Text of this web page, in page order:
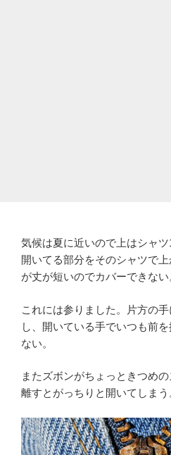
気候は夏に近いので上はシャ
開いてる部分をそのシャツで
が丈が短いのでカバーできない
これには参りました。片方の
し、開いている手でいつも前
ない。
またズボンがちょっときつめ
離すとがっちりと開いてしまう